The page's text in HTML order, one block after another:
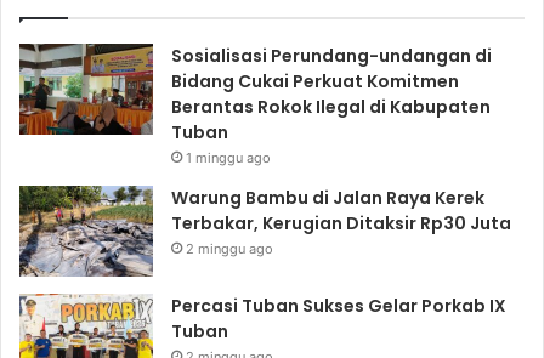
Sosialisasi Perundang-undangan di
Bidang Cukai Perkuat Komitmen
Berantas Rokok Ilegal di Kabupaten
Tuban
1 minggu ago
Warung Bambu di Jalan Raya Kerek
Terbakar, Kerugian Ditaksir Rp30 Juta
2 minggu ago
Percasi Tuban Sukses Gelar Porkab IX
Tuban